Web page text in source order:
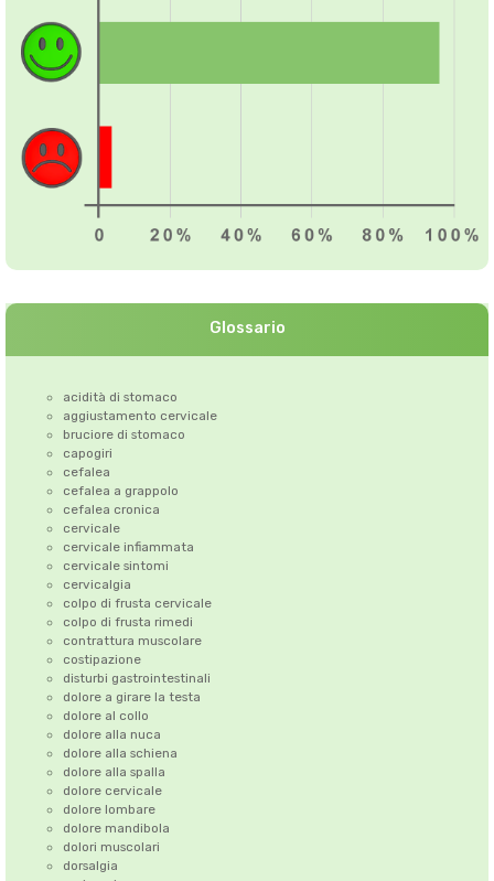
Glossario
acidità di stomaco
aggiustamento cervicale
bruciore di stomaco
capogiri
cefalea
cefalea a grappolo
cefalea cronica
cervicale
cervicale infiammata
cervicale sintomi
cervicalgia
colpo di frusta cervicale
colpo di frusta rimedi
contrattura muscolare
costipazione
disturbi gastrointestinali
dolore a girare la testa
dolore al collo
dolore alla nuca
dolore alla schiena
dolore alla spalla
dolore cervicale
dolore lombare
dolore mandibola
dolori muscolari
dorsalgia